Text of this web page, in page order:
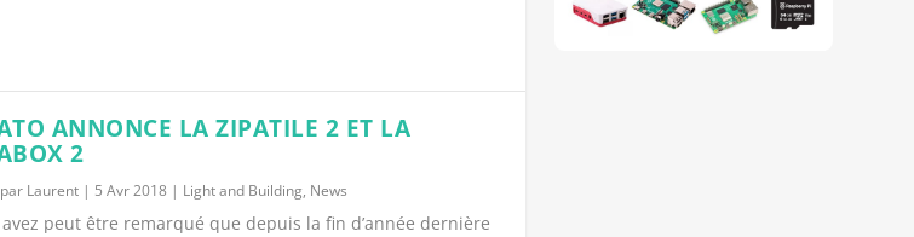
ANNONCE LA ZIPATILE 2 ET LA
2
Laurent | 5 Avr 2018 | Light and Building, News
avez peut être remarqué que depuis la fin d’année dernière